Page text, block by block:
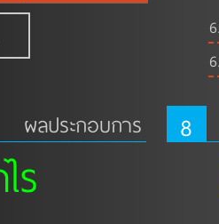
ผลประกอบการ
ร
8